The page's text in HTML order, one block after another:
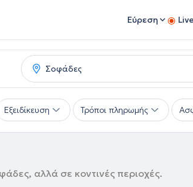
Εύρεση
Εξειδίκευση Τρόποι πληρωμής
αλλά σε κοντινές περιοχές.